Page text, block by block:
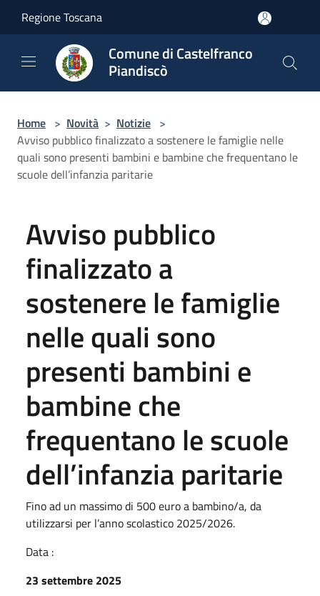
Regione Toscana
Comune di Castelfranco
Piandiscò
Home > Novità > Notizie >
Avviso pubblico finalizzato a sostenere le famiglie nelle
quali sono presenti bambini e bambine che frequentano le
scuole dell’infanzia paritarie
Avviso pubblico
finalizzato a
sostenere le famiglie
nelle quali sono
presenti bambini e
bambine che
frequentano le scuole
dell’infanzia paritarie
Fino ad un massimo di 500 euro a bambino/a, da
utilizzarsi per l’anno scolastico 2025/2026.
Data :
23 settembre 2025